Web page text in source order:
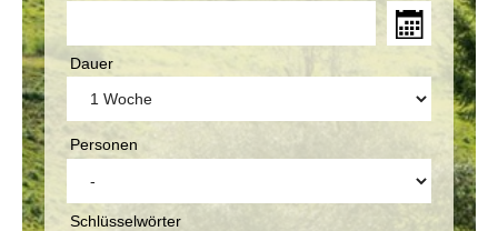
Dauer
Personen
Schlüsselwörter